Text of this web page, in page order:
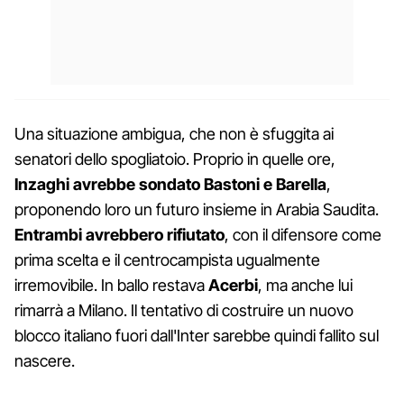
Una situazione ambigua, che non è sfuggita ai
senatori dello spogliatoio. Proprio in quelle ore,
Inzaghi avrebbe sondato Bastoni e Barella,
proponendo loro un futuro insieme in Arabia Saudita.
Entrambi avrebbero rifiutato, con il difensore come
prima scelta e il centrocampista ugualmente
irremovibile. In ballo restavaAcerbi, ma anche lui
rimarrà a Milano. Il tentativo di costruire un nuovo
blocco italiano fuori dall'Inter sarebbe quindi fallito sul
nascere.